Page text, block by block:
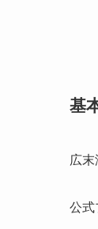
基
広
公式